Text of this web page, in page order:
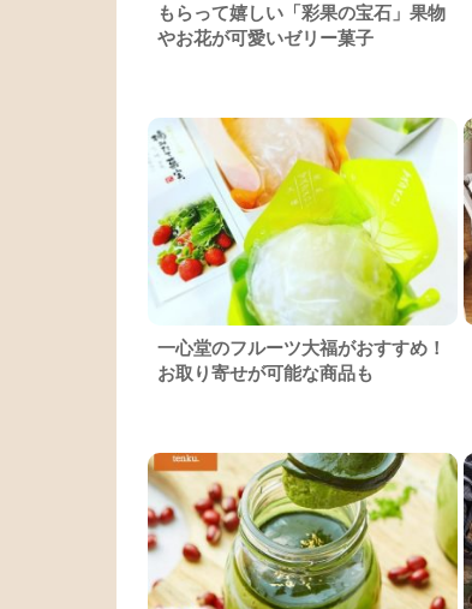
もらって嬉しい「彩果の宝石」果物
やお花が可愛いゼリー菓子
一心堂のフルーツ大福がおすすめ！
お取り寄せが可能な商品も